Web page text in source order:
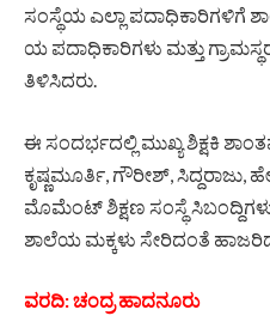
ಸಂಸ್ಥೆಯ ಎಲ್ಲಾ ಪದಾಧಿಕಾರಿಗಳಿಗೆ
ಯ ಪದಾಧಿಕಾರಿಗಳು ಮತ್ತು
ತಿಳಿಸಿದರು.
ಈ ಸಂದರ್ಭದಲ್ಲಿ ಮುಖ್ಯ ಶಿಕ್ಷಕಿ
ಕೃಷ್ಣಮೂರ್ತಿ, ಗೌರೀಶ್,
ಮೊಮೆಂಟ್ ಶಿಕ್ಷಣ ಸಂಸ್ಥೆ
ಶಾಲೆಯ ಮಕ್ಕಳು ಸೇರಿದಂತೆ
ವರದಿ: ಚಂದ್ರ ಹಾದನೂರು